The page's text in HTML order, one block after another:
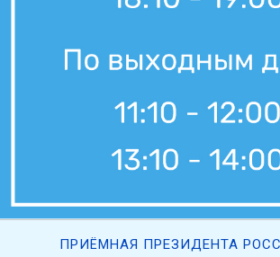
Вести Калмыкия. Дневной выпуск от